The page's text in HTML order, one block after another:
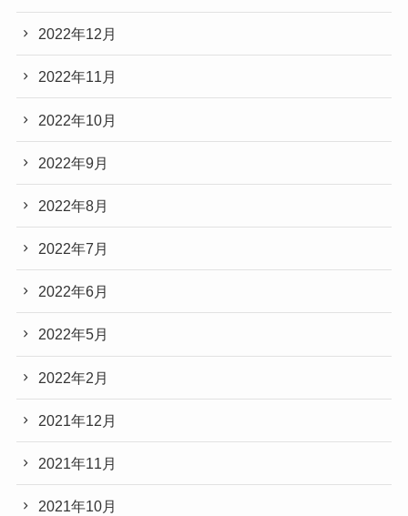
2022年12月
2022年11月
2022年10月
2022年9月
2022年8月
2022年7月
2022年6月
2022年5月
2022年2月
2021年12月
2021年11月
2021年10月